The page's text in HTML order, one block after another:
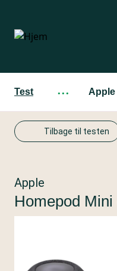
hovedindhold
Test ··· Apple
Tilbage til testen
Apple
Homepod Mini